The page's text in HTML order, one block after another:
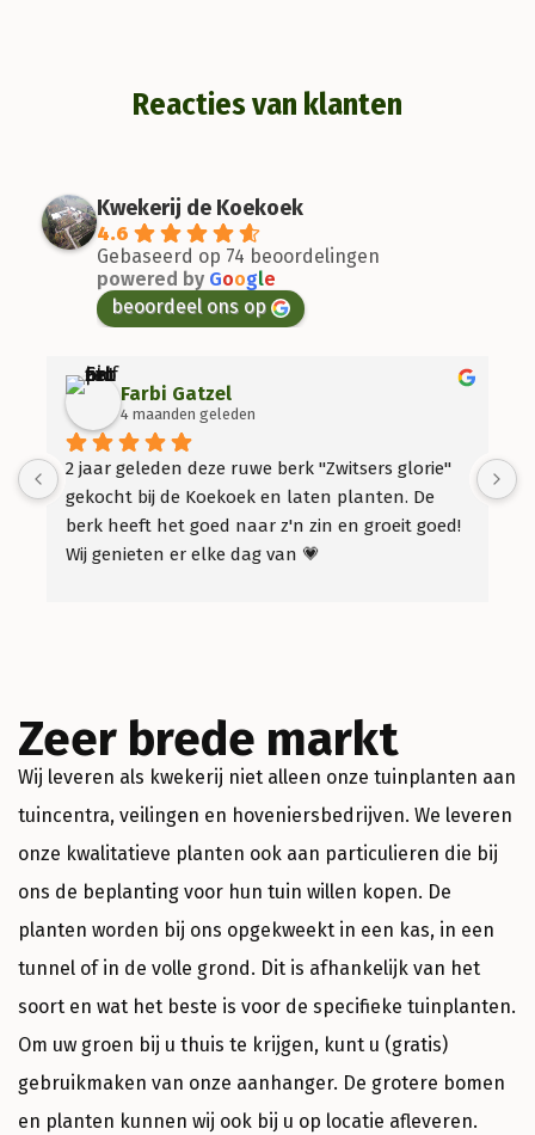
Reacties van klanten
Kwekerij de Koekoek
4.6
Gebaseerd op 74 beoordelingen
powered by Google
beoordeel ons op
Farbi Gatzel
4 maanden geleden
2 jaar geleden deze ruwe berk "Zwitsers glorie"
gekocht bij de Koekoek en laten planten. De
berk heeft het goed naar z'n zin en groeit goed!
Wij genieten er elke dag van 💗
Zeer brede markt
Wij leveren als kwekerij niet alleen onze tuinplanten aan
tuincentra, veilingen en hoveniersbedrijven. We leveren
onze kwalitatieve planten ook aan particulieren die bij
ons de beplanting voor hun tuin willen kopen. De
planten worden bij ons opgekweekt in een kas, in een
tunnel of in de volle grond. Dit is afhankelijk van het
soort en wat het beste is voor de specifieke tuinplanten.
Om uw groen bij u thuis te krijgen, kunt u (gratis)
gebruikmaken van onze aanhanger. De grotere bomen
en planten kunnen wij ook bij u op locatie afleveren.